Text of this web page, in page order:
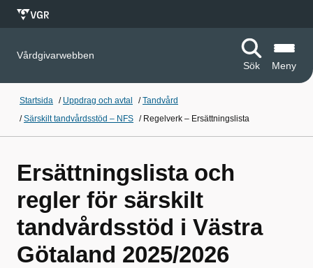
Vårdgivarwebben
Sök
Meny
Startsida / Uppdrag och avtal /Tandvård
/Särskilt tandvårdsstöd – NFS / Regelverk – Ersättningslista
Ersättningslista och
regler för särskilt
tandvårdsstöd i Västra
Götaland 2025/2026